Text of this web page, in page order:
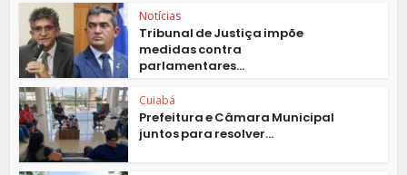
Notícias
Tribunal de Justiça impõe
medidas contra
parlamentares...
Cuiabá
Prefeitura e Câmara Municipal
juntos para resolver...